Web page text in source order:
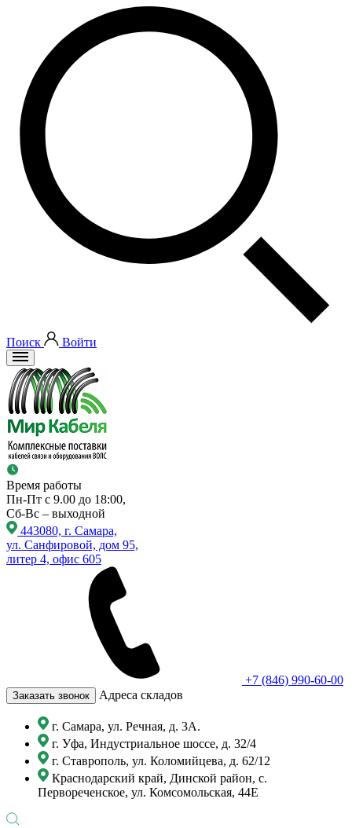
Поиск Войти
Время работы
Пн-Пт с 9.00 до 18:00,
Сб-Вс – выходной
443080, г. Самара,
ул. Санфировой, дом 95,
литер 4, офис 605
+7 (846) 990-60-00
Заказать звонок Адреса складов
г. Самара, ул. Речная, д. 3А.
г. Уфа, Индустриальное шоссе, д. 32/4
г. Ставрополь, ул. Коломийцева, д. 62/12
Краснодарский край, Динской район, с.
Первореченское, ул. Комсомольская, 44Е